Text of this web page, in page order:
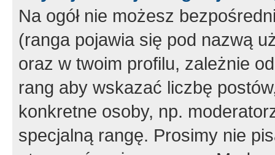
Na ogół nie możesz
(ranga pojawia się pod nazwą
oraz w twoim profilu, zależnie
rang aby wskazać liczbę
konkretne osoby, np.
specjalną rangę. Prosimy nie